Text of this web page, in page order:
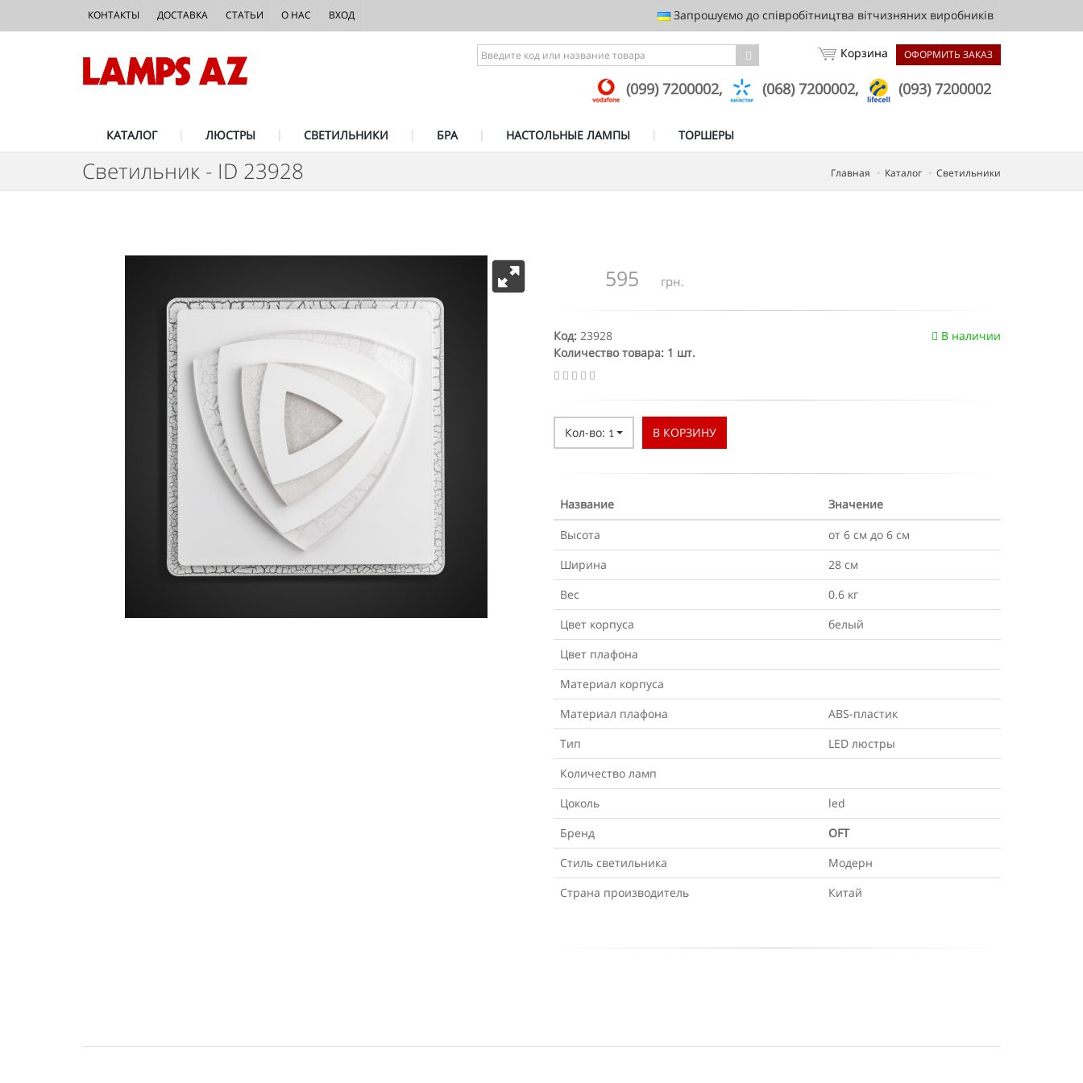
Запрошуємо до співробітництва вітчизняних виробників
КОНТАКТЫ ДОСТАВКА СТАТЬИ О НАС ВХОД
ОФОРМИТЬ ЗАКАЗ
Корзина
(099) 7200002, (068) 7200002, (093) 7200002
КАТАЛОГ ЛЮСТРЫ СВЕТИЛЬНИКИ БРА НАСТОЛЬНЫЕ ЛАМПЫ ТОРШЕРЫ
Светильник - ID 23928 Главная Каталог Светильники
595 грн.
В наличии
Код: 23928
Количество товара: 1 шт.
Кол-во: 1 В КОРЗИНУ
Название
Значение
Высота
от 6 см до 6 см
Ширина
28 см
Вес
0.6 кг
Цвет корпуса
белый
Цвет плафона
Материал корпуса
Материал плафона
ABS-пластик
Тип
LED люстры
Количество ламп
Цоколь
led
Бренд
OFT
Стиль светильника
Модерн
Страна производитель
Китай